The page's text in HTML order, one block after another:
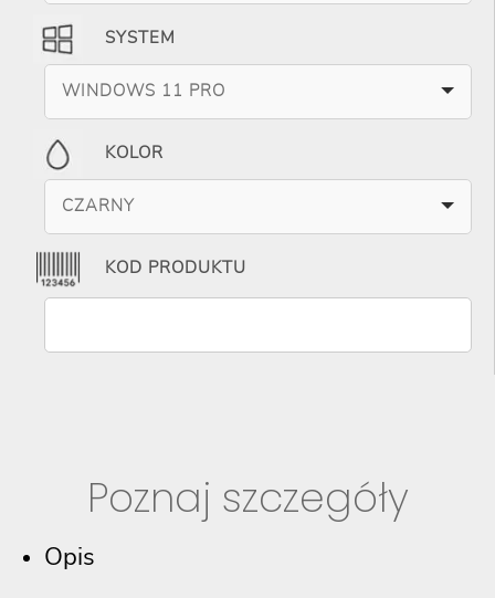
SYSTEM
WINDOWS 11 PRO
KOLOR
CZARNY
KOD PRODUKTU
Poznaj szczegóły
Opis